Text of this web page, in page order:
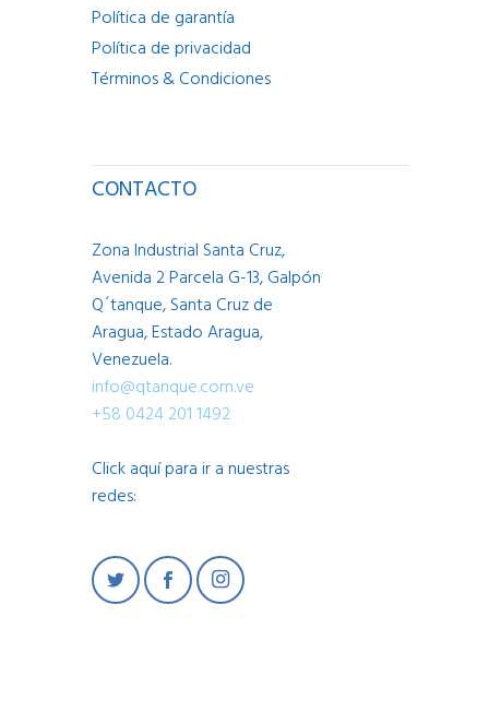
Política de garantía
Política de privacidad
Términos & Condiciones
CONTACTO
Zona Industrial Santa Cruz,
Avenida 2 Parcela G-13, Galpón
Q´tanque, Santa Cruz de
Aragua, Estado Aragua,
Venezuela.
info@qtanque.com.ve
+58 0424 201 1492
Click aquí para ir a nuestras
redes: